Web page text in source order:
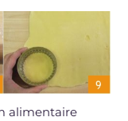
alimentaire